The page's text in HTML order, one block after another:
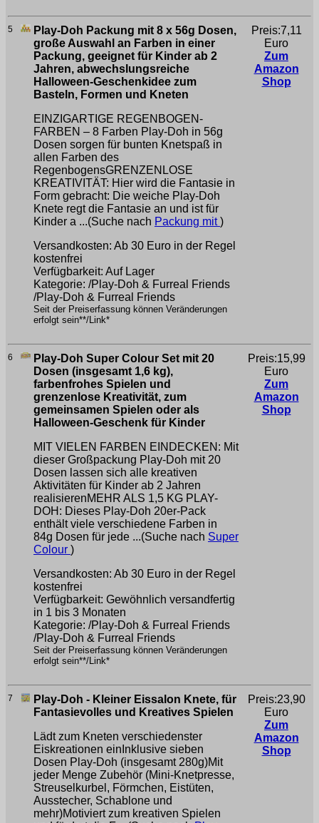
5
Play-Doh Packung mit 8 x 56g Dosen,
große Auswahl an Farben in einer
Packung, geeignet für Kinder ab 2
Jahren, abwechslungsreiche
Halloween-Geschenkidee zum
Basteln, Formen und Kneten
EINZIGARTIGE REGENBOGEN-
FARBEN – 8 Farben Play-Doh in 56g
Dosen sorgen für bunten Knetspaß in
allen Farben des
RegenbogensGRENZENLOSE
KREATIVITÄT: Hier wird die Fantasie in
Form gebracht: Die weiche Play-Doh
Knete regt die Fantasie an und ist für
Kinder a ...(Suche nach Packung mit)
Versandkosten: Ab 30 Euro in der Regel
kostenfrei
Verfügbarkeit: Auf Lager
Kategorie: /Play-Doh & Furreal Friends
/Play-Doh & Furreal Friends
Seit der Preiserfassung können Veränderungen
erfolgt sein**/Link*
Preis:7,11
Euro
Zum
Amazon
Shop
6
Play-Doh Super Colour Set mit 20
Dosen (insgesamt 1,6 kg),
farbenfrohes Spielen und
grenzenlose Kreativität, zum
gemeinsamen Spielen oder als
Halloween-Geschenk für Kinder
MIT VIELEN FARBEN EINDECKEN: Mit
dieser Großpackung Play-Doh mit 20
Dosen lassen sich alle kreativen
Aktivitäten für Kinder ab 2 Jahren
realisierenMEHR ALS 1,5 KG PLAY-
DOH: Dieses Play-Doh 20er-Pack
enthält viele verschiedene Farben in
84g Dosen für jede ...(Suche nach Super
Colour )
Versandkosten: Ab 30 Euro in der Regel
kostenfrei
Verfügbarkeit: Gewöhnlich versandfertig
in 1 bis 3 Monaten
Kategorie: /Play-Doh & Furreal Friends
/Play-Doh & Furreal Friends
Seit der Preiserfassung können Veränderungen
erfolgt sein**/Link*
Preis:15,99
Euro
Zum
Amazon
Shop
7
Play-Doh - Kleiner Eissalon Knete, für
Fantasievolles und Kreatives Spielen
Lädt zum Kneten verschiedenster
Eiskreationen einInklusive sieben
Dosen Play-Doh (insgesamt 280g)Mit
jeder Menge Zubehör (Mini-Knetpresse,
Streuselkurbel, Förmchen, Eistüten,
Ausstecher, Schablone und
mehr)Motiviert zum kreativen Spielen
Preis:23,90
Euro
Zum
Amazon
Shop